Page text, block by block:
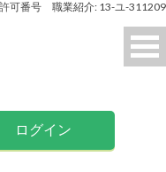
可番号 職業紹介: 13-ユ-311209
ログイン